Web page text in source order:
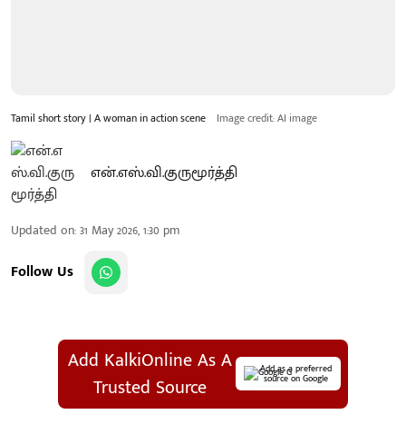
Tamil short story | A woman in action scene Image credit: AI image
என்.எஸ்.வி.குருமூர்த்தி
Updated on:31 May 2026, 1:30 pm
Follow Us
Add KalkiOnline As A
Trusted Source
Add as a preferred
source on Google